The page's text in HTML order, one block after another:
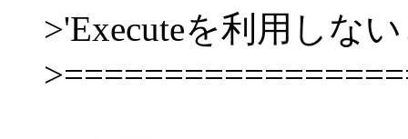
>'Executeを利用しな